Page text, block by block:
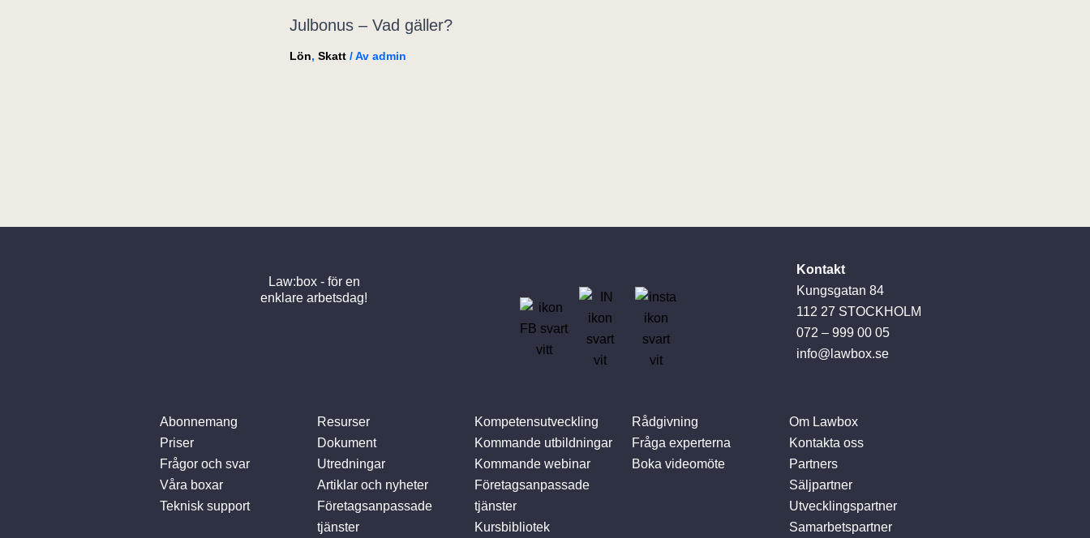
Julbonus – Vad gäller?
Lön, Skatt / Av admin
Law:box - för en
enklare arbetsdag!
Kontakt
Kungsgatan 84
112 27 STOCKHOLM
072 – 999 00 05
info@lawbox.se
Abonnemang
Priser
Frågor och svar
Våra boxar
Teknisk support
Resurser
Dokument
Utredningar
Artiklar och nyheter
Företagsanpassade
tjänster
Kompetensutveckling
Kommande utbildningar
Kommande webinar
Företagsanpassade
tjänster
Kursbibliotek
Rådgivning
Fråga experterna
Boka videomöte
Om Lawbox
Kontakta oss
Partners
Säljpartner
Utvecklingspartner
Samarbetspartner